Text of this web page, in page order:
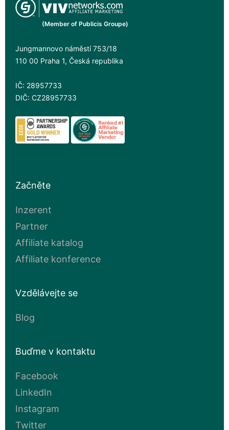
(Member of Publicis Groupe)
Jungmannovo náměstí 753/18
110 00 Praha 1, Česká republika
IČ: 28957733
DIČ: CZ28957733
Začněte
Inzerent
Partner
Affiliate katalog
Affiliate konference
Vzdělávejte se
Blog
Buďme v kontaktu
Facebook
LinkedIn
Instagram
Twitter